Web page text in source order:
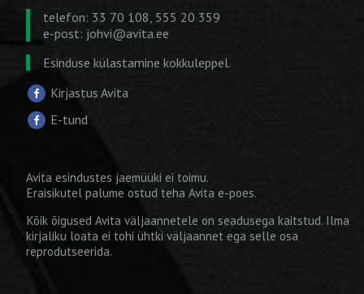
telefon: 33 70 108, 555 20 359
e-post: johvi@avita.ee
Esinduse külastamine kokkuleppel.
Kirjastus Avita
E-tund
Avita esindustes jaemüüki ei toimu.
Eraisikutel palume ostud teha Avita e-poes.
Kõik õigused Avita väljaannetele on seadusega kaitstud. Ilma
kirjaliku loata ei tohi ühtki väljaannet ega selle osa
reprodutseerida.